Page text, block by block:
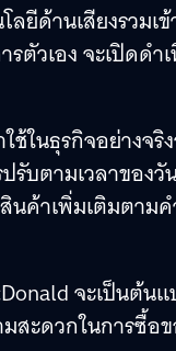
ลยีด้านเสียงรว
วเอง จะเปิดด
ช้ในธุรกิจอย่างจ
บตามเวลาของ
นค้าเพิ่มเติมตา
จะเป็นต้
สะดวกในการซื้